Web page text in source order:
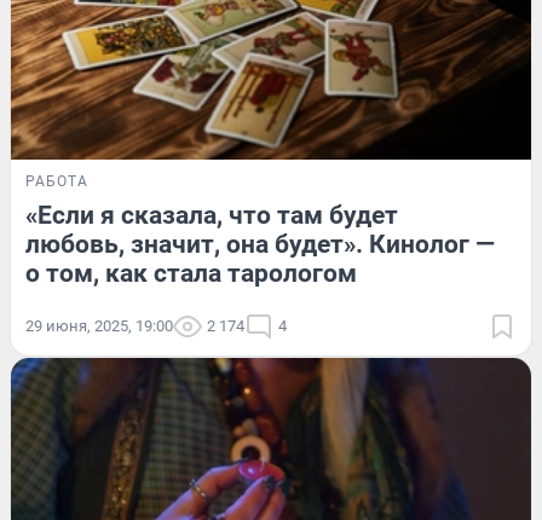
РАБОТА
«Если я сказала, что там будет
любовь, значит, она будет». Кинолог —
о том, как стала тарологом
29 июня, 2025, 19:00 2 174 4